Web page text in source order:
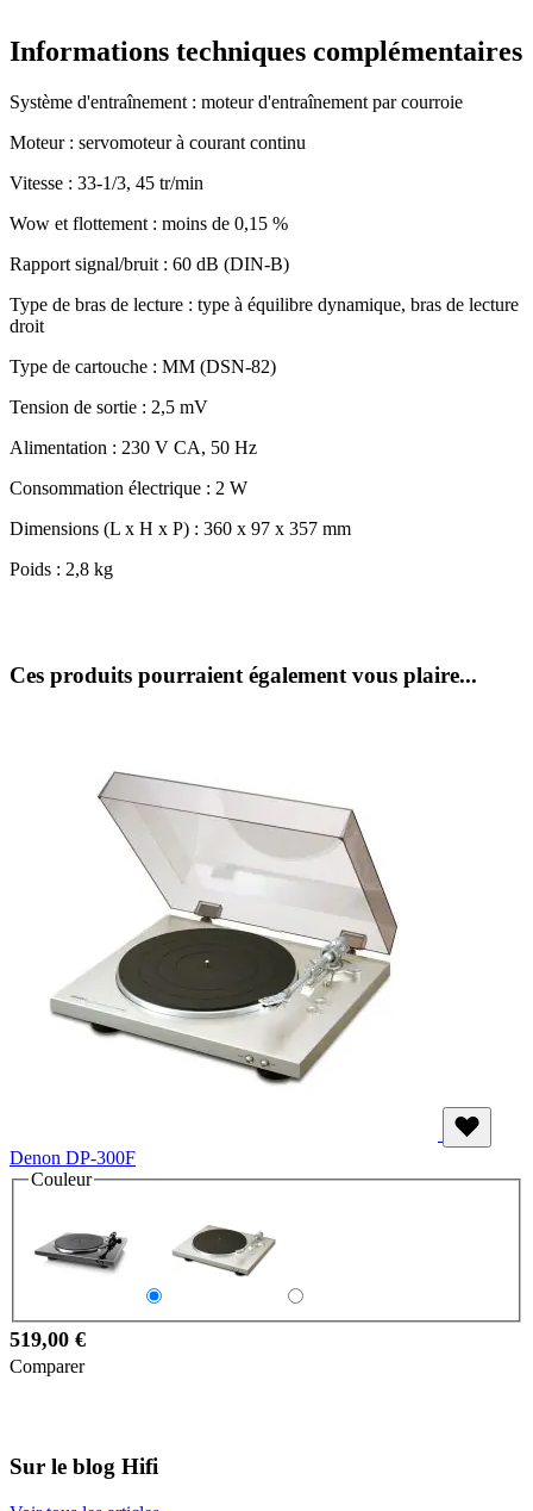
Informations techniques complémentaires
Système d'entraînement : moteur d'entraînement par courroie
Moteur : servomoteur à courant continu
Vitesse : 33-1/3, 45 tr/min
Wow et flottement : moins de 0,15 %
Rapport signal/bruit : 60 dB (DIN-B)
Type de bras de lecture : type à équilibre dynamique, bras de lecture
droit
Type de cartouche : MM (DSN-82)
Tension de sortie : 2,5 mV
Alimentation : 230 V CA, 50 Hz
Consommation électrique : 2 W
Dimensions (L x H x P) : 360 x 97 x 357 mm
Poids : 2,8 kg
Ces produits pourraient également vous plaire...
Denon DP-300F
Couleur
519,00 €
Comparer
Sur le blog Hifi